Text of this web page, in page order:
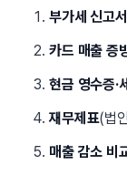
부가세 신고서
카드 매출 증
현금 영수증·
재무제표(법
매출 감소 비